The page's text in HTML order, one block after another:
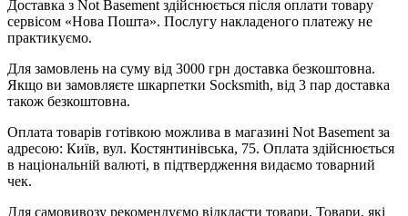
Доставка з Not Basement здійснюється після оплати товару
сервісом «Нова Пошта». Послугу накладеного платежу не
практикуємо.
Для замовлень на суму від 3000 грн доставка безкоштовна.
Якщо ви замовляєте шкарпетки Socksmith, від 3 пар доставка
також безкоштовна.
Оплата товарів готівкою можлива в магазині Not Basement за
адресою: Київ, вул. Костянтинівська, 75. Оплата здійснюється
в національній валюті, в підтвердження видаємо товарний
чек.
Для самовивозу рекомендуємо відкласти товари. Товари, які